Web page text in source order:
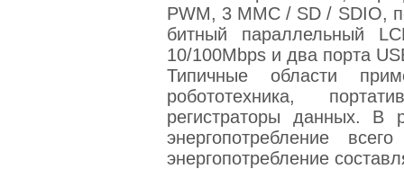
PWM, 3 MMC / SD / SDIO,
битный параллельный
10/100Mbps и два порта
Типичные области
робототехника,
регистраторы данных. В
энергопотребление
энергопотребление